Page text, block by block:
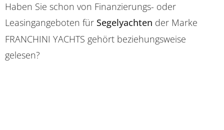
Haben Sie schon von Finanzierungs- oder
Leasingangeboten für Segelyachten der Marke
FRANCHINI YACHTS gehört beziehungsweise
gelesen?